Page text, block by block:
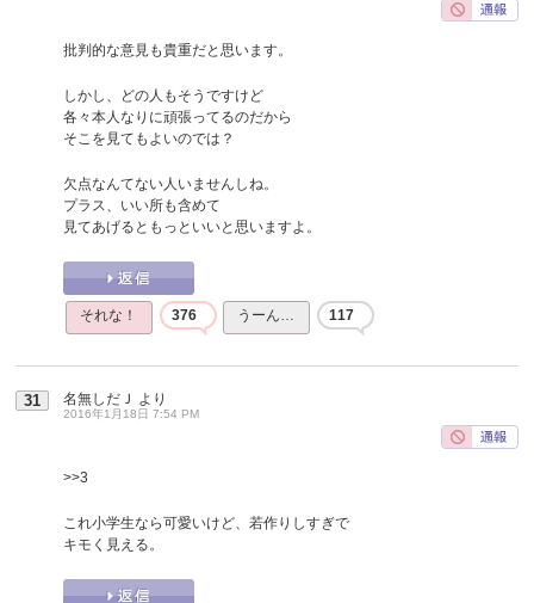
批判的な意見も貴重だと思います。
しかし、どの人もそうですけど
各々本人なりに頑張ってるのだから
そこを見てもよいのでは？
欠点なんてない人いませんしね。
プラス、いい所も含めて
見てあげるともっといいと思いますよ。
それな！ 376 うーん… 117
31 名無しだＪ より
2016年1月18日 7:54 PM
>>3
これ小学生なら可愛いけど、若作りしすぎで
キモく見える。